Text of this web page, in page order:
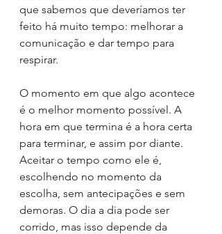
que sabemos que deveríamos ter
feito há muito tempo: melhorar a
comunicação e dar tempo para
respirar.
O momento em que algo acontece
é o melhor momento possível. A
hora em que termina é a hora certa
para terminar, e assim por diante.
Aceitar o tempo como ele é,
escolhendo no momento da
escolha, sem antecipações e sem
demoras. O dia a dia pode ser
corrido, mas isso depende da